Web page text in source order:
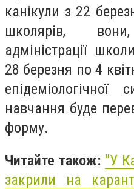
канікули з 22
школярів,
адміністрації
28 березня по 4
епідеміологічної
навчання буде
форму.
Читайте також: "У
закрили на